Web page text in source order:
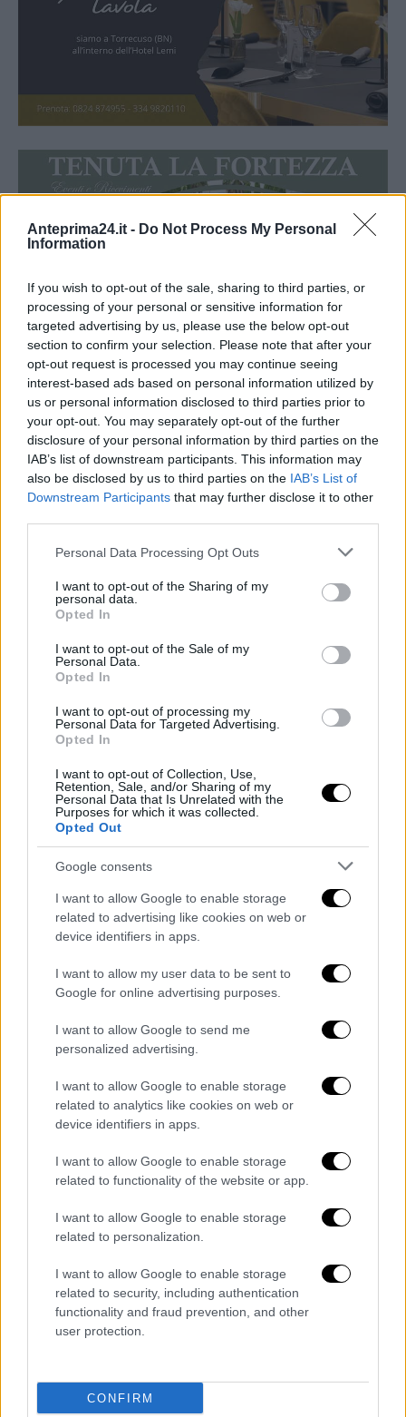
Anteprima24.it - Do Not Process My Personal
Information
If you wish to opt-out of the sale, sharing to third parties, or
processing of your personal or sensitive information for
targeted advertising by us, please use the below opt-out
section to confirm your selection. Please note that after your
opt-out request is processed you may continue seeing
interest-based ads based on personal information utilized by
us or personal information disclosed to third parties prior to
your opt-out. You may separately opt-out of the further
disclosure of your personal information by third parties on the
IAB’s list of downstream participants. This information may
also be disclosed by us to third parties on the IAB’s List of
Downstream Participants that may further disclose it to other
Please note that this website/app uses one or more Google
not limited to your visit or usage behaviour. You may click to
grant or deny consent to Google and its third-party tags to
use your data for below specified purposes in below Google
consent section.
Personal Data Processing Opt Outs
I want to opt-out of the Sharing of my
personal data.
Opted In
I want to opt-out of the Sale of my
Personal Data.
Opted In
I want to opt-out of processing my
Personal Data for Targeted Advertising.
Opted In
I want to opt-out of Collection, Use,
Retention, Sale, and/or Sharing of my
Personal Data that Is Unrelated with the
Purposes for which it was collected.
Opted Out
Google consents
I want to allow Google to enable storage
related to advertising like cookies on web or
device identifiers in apps.
I want to allow my user data to be sent to
Google for online advertising purposes.
I want to allow Google to send me
personalized advertising.
I want to allow Google to enable storage
related to analytics like cookies on web or
device identifiers in apps.
I want to allow Google to enable storage
related to functionality of the website or app.
I want to allow Google to enable storage
related to personalization.
I want to allow Google to enable storage
related to security, including authentication
functionality and fraud prevention, and other
user protection.
CONFIRM
mai visto: ora può diventare realtà
Italians do it better…tranne nel calcio: 9
Campionati Europei e Mondiali WUKF,
tre medaglie per la Seishinkan
- Pubblicità -